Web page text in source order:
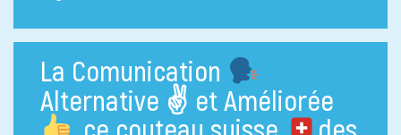
La Comunication
Alternative ✌ et Améliorée
, ce couteau suisse
des